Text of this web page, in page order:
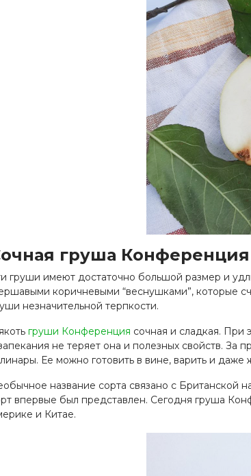
груша Конференция
груши имеют достаточно большой размер и
коричневыми “веснушками”, которые
незначительной терпкости.
груши Конференция сочная и сладкая. При
не теряет она и полезных свойств.
Ее можно готовить в вине, варить и даже
название сорта связано с Британской
впервые был представлен. Сегодня груша
и Китае.